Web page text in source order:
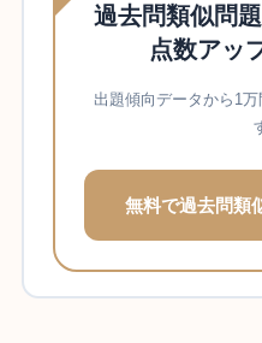
過去問類似問
点数アッ
出題傾向データから1
無料で過去問類